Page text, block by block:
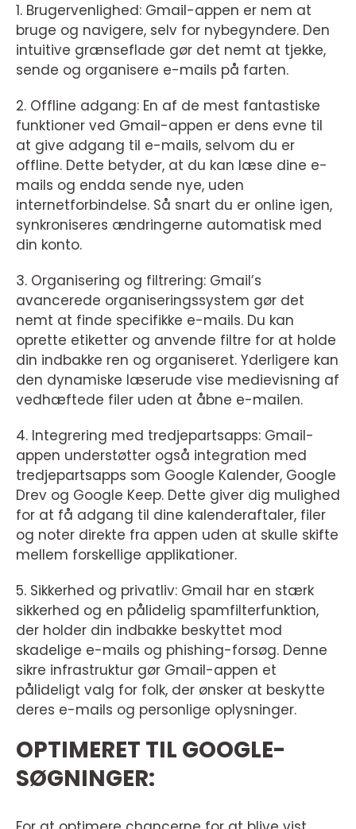
1. Brugervenlighed: Gmail-appen er nem at
bruge og navigere, selv for nybegyndere. Den
intuitive grænseflade gør det nemt at tjekke,
sende og organisere e-mails på farten.
2. Offline adgang: En af de mest fantastiske
funktioner ved Gmail-appen er dens evne til
at give adgang til e-mails, selvom du er
offline. Dette betyder, at du kan læse dine e-
mails og endda sende nye, uden
internetforbindelse. Så snart du er online igen,
synkroniseres ændringerne automatisk med
din konto.
3. Organisering og filtrering: Gmail’s
avancerede organiseringssystem gør det
nemt at finde specifikke e-mails. Du kan
oprette etiketter og anvende filtre for at holde
din indbakke ren og organiseret. Yderligere kan
den dynamiske læserude vise medievisning af
vedhæftede filer uden at åbne e-mailen.
4. Integrering med tredjepartsapps: Gmail-
appen understøtter også integration med
tredjepartsapps som Google Kalender, Google
Drev og Google Keep. Dette giver dig mulighed
for at få adgang til dine kalenderaftaler, filer
og noter direkte fra appen uden at skulle skifte
mellem forskellige applikationer.
5. Sikkerhed og privatliv: Gmail har en stærk
sikkerhed og en pålidelig spamfilterfunktion,
der holder din indbakke beskyttet mod
skadelige e-mails og phishing-forsøg. Denne
sikre infrastruktur gør Gmail-appen et
pålideligt valg for folk, der ønsker at beskytte
deres e-mails og personlige oplysninger.
OPTIMERET TIL GOOGLE-
SØGNINGER: